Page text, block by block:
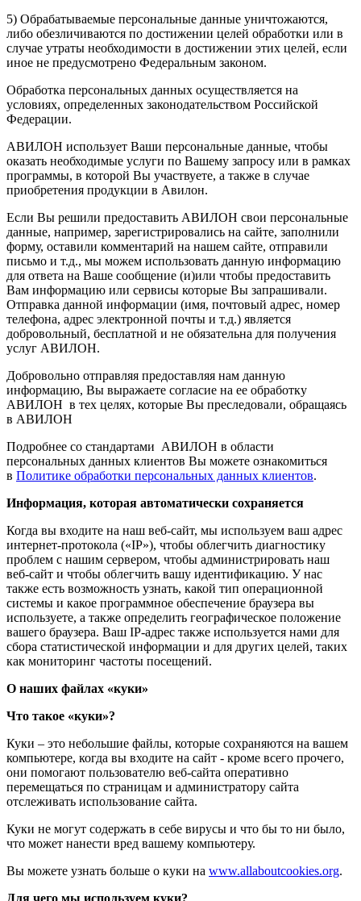
5) Обрабатываемые персональные данные уничтожаются,
либо обезличиваются по достижении целей обработки или в
случае утраты необходимости в достижении этих целей, если
иное не предусмотрено Федеральным законом.
Обработка персональных данных осуществляется на
условиях, определенных законодательством Российской
Федерации.
АВИЛОН использует Ваши персональные данные, чтобы
оказать необходимые услуги по Вашему запросу или в рамках
программы, в которой Вы участвуете, а также в случае
приобретения продукции в Авилон.
Если Вы решили предоставить АВИЛОН свои персональные
данные, например, зарегистрировались на сайте, заполнили
форму, оставили комментарий на нашем сайте, отправили
письмо и т.д., мы можем использовать данную информацию
для ответа на Ваше сообщение (и)или чтобы предоставить
Вам информацию или сервисы которые Вы запрашивали.
Отправка данной информации (имя, почтовый адрес, номер
телефона, адрес электронной почты и т.д.) является
добровольный, бесплатной и не обязательна для получения
услуг АВИЛОН.
Добровольно отправляя предоставляя нам данную
информацию, Вы выражаете согласие на ее обработку
АВИЛОН в тех целях, которые Вы преследовали, обращаясь
в АВИЛОН
Подробнее со стандартами АВИЛОН в области
персональных данных клиентов Вы можете ознакомиться
в Политике обработки персональных данных клиентов.
Информация, которая автоматически сохраняется
Когда вы входите на наш веб-сайт, мы используем ваш адрес
интернет-протокола («IP»), чтобы облегчить диагностику
проблем с нашим сервером, чтобы администрировать наш
веб-сайт и чтобы облегчить вашу идентификацию. У нас
также есть возможность узнать, какой тип операционной
системы и какое программное обеспечение браузера вы
используете, а также определить географическое положение
вашего браузера. Ваш IP-адрес также используется нами для
сбора статистической информации и для других целей, таких
как мониторинг частоты посещений.
О наших файлах «куки»
Что такое «куки»?
Куки – это небольшие файлы, которые сохраняются на вашем
компьютере, когда вы входите на сайт - кроме всего прочего,
они помогают пользователю веб-сайта оперативно
перемещаться по страницам и администратору сайта
отслеживать использование сайта.
Куки не могут содержать в себе вирусы и что бы то ни было,
что может нанести вред вашему компьютеру.
Вы можете узнать больше о куки на www.allaboutcookies.org.
Для чего мы используем куки?